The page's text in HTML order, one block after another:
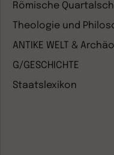
Römische
Theologie und
ANTIKE WELT &
G/GESCHICHTE
Staatslexikon